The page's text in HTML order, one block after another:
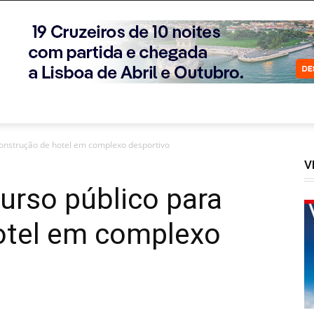
de hotel em complexo desportivo
público para
em complexo